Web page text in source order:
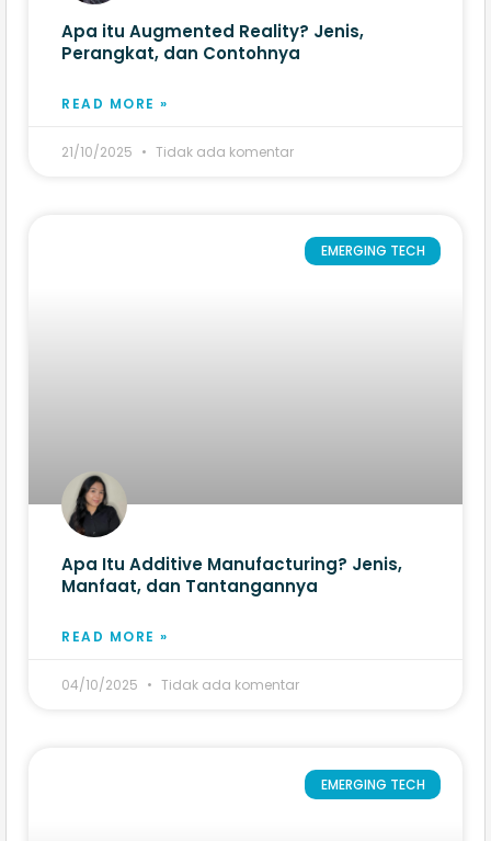
Apa itu Augmented Reality? Jenis,
Perangkat, dan Contohnya
READ MORE »
21/10/2025 Tidak ada komentar
EMERGING TECH
Apa Itu Additive Manufacturing? Jenis,
Manfaat, dan Tantangannya
READ MORE »
04/10/2025 Tidak ada komentar
EMERGING TECH